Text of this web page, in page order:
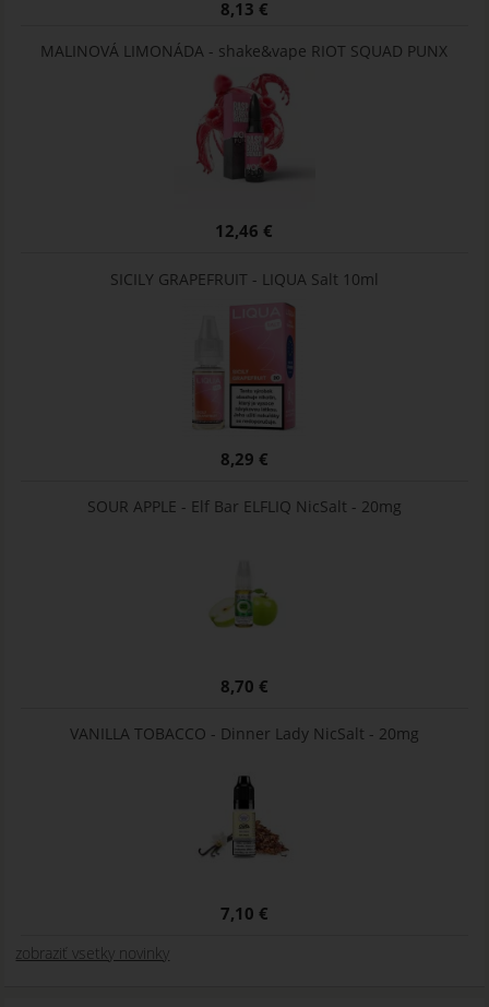
8,13 €
MALINOVÁ LIMONÁDA - shake&vape RIOT SQUAD PUNX
12,46 €
SICILY GRAPEFRUIT - LIQUA Salt 10ml
8,29 €
SOUR APPLE - Elf Bar ELFLIQ NicSalt - 20mg
8,70 €
VANILLA TOBACCO - Dinner Lady NicSalt - 20mg
7,10 €
zobraziť vsetky novinky